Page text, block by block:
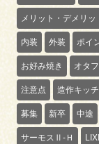
メリット・デメリッ
内装 外装 ポイ
お好み焼き オタ
注意点 造作キッ
募集 新卒 中途
サーモスⅡ-Ｈ